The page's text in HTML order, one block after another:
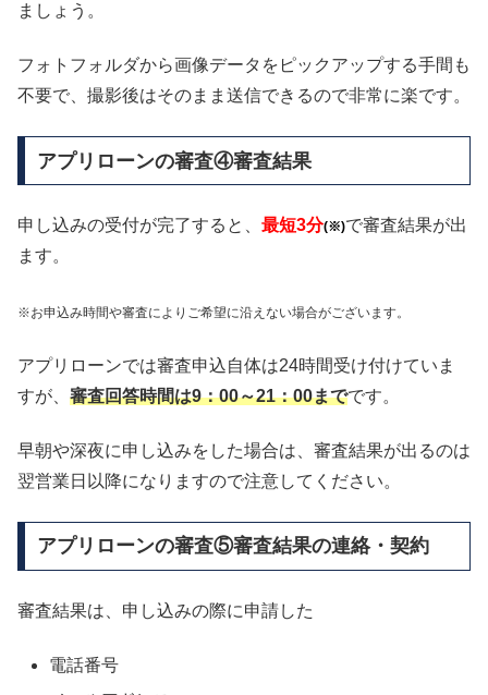
ましょう。
フォトフォルダから画像データをピックアップする手間も
不要で、撮影後はそのまま送信できるので非常に楽です。
アプリローンの審査④審査結果
申し込みの受付が完了すると、 最短3分(※)で審査結果が出
ます。
※お申込み時間や審査によりご希望に沿えない場合がございます。
アプリローンでは審査申込自体は24時間受け付けていま
すが、 審査回答時間は9：00～21：00までです。
早朝や深夜に申し込みをした場合は、審査結果が出るのは
翌営業日以降になりますので注意してください。
アプリローンの審査⑤審査結果の連絡・契約
審査結果は、申し込みの際に申請した
電話番号